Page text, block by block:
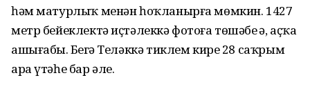
һәм матурлыҡ менән һоҡланырға мөмкин. 1427
метр бейеклектә иҫтәлеккә фотоға төшәбеҙ ҙә, аҫҡа
ашығабыҙ. Беҙгә Теләккә тиклем кире 28 саҡрым
ара үтәһе бар әле.